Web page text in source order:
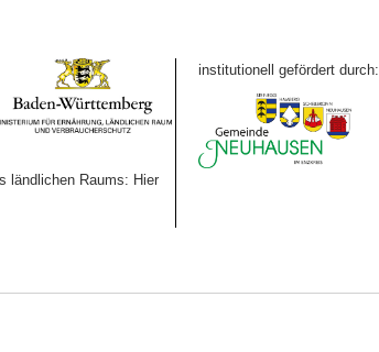
ländlichen Raums: Hier
institutionell gefördert durch: